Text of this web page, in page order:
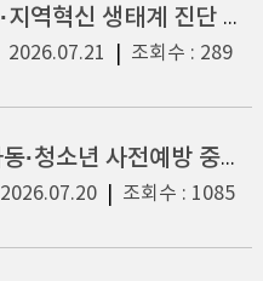
미래 의학교육과 연구·산업·지역혁신 생태계 진단 및 제도개선 방향 모색
2026.07.21 조회수 : 289
AI 챗봇의 위험에 노출된 아동·청소년 사전예방 중심 규제체제 도입의 필요성과 방향성
2026.07.20| 조회수 : 1085